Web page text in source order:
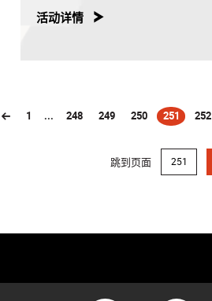
活动详情
1 ... 248 249 250 251
(current)252
跳到页面